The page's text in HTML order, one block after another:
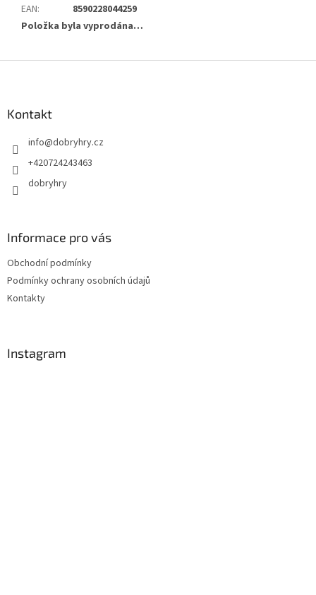
EAN:
8590228044259
Položka byla vyprodána…
Kontakt
info@dobryhry.cz
+420724243463
dobryhry
Informace pro vás
Obchodní podmínky
Podmínky ochrany osobních údajů
Kontakty
Instagram